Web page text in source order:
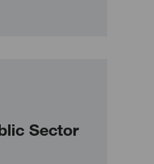
Sector